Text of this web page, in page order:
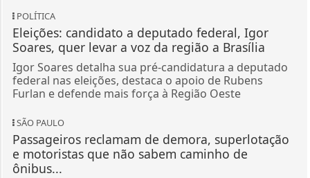
POLÍTICA
Eleições: candidato a deputado federal, Igor
Soares, quer levar a voz da região a Brasília
Igor Soares detalha sua pré-candidatura a deputado
federal nas eleições, destaca o apoio de Rubens
Furlan e defende mais força à Região Oeste
SÃO PAULO
Passageiros reclamam de demora, superlotação
e motoristas que não sabem caminho de
ônibus...